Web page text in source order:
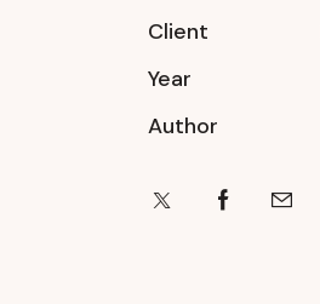
Client
Year
Author